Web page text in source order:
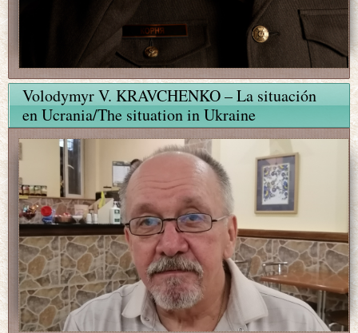
Volodymyr V. KRAVCHENKO – La situación
en Ucrania/The situation in Ukraine